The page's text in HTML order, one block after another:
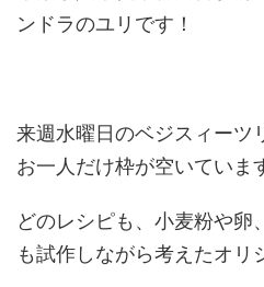
ンドラのユリです！
来週水曜日のベジスィーツ
お一人だけ枠が空いていま
どのレシピも、小麦粉や
も試作しながら考えたオリ